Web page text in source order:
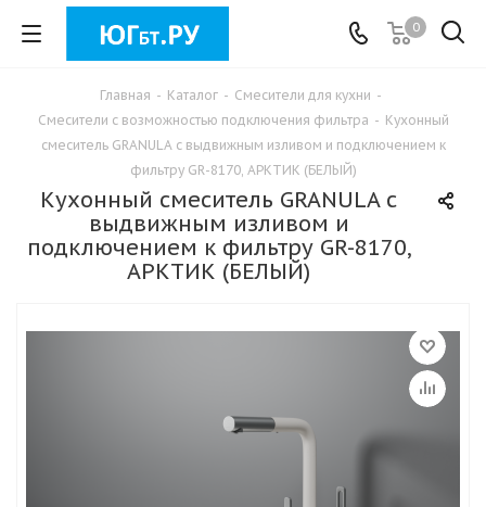
0
Главная - Каталог - Смесители для кухни -
Смесители с возможностью подключения фильтра - Кухонный
смеситель GRANULA с выдвижным изливом и подключением к
фильтру GR-8170, АРКТИК (БЕЛЫЙ)
Кухонный смеситель GRANULA с
выдвижным изливом и
подключением к фильтру GR-8170,
АРКТИК (БЕЛЫЙ)